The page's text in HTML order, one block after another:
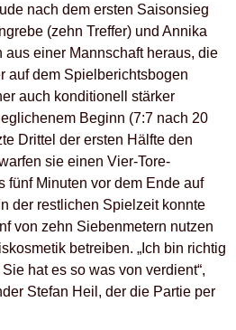
nach dem ersten Saisonsieg
(zehn Treffer) und Annika
aus einer Mannschaft heraus, die
auf dem Spielberichtsbogen
auch konditionell stärker
Beginn (7:7 nach 20
Drittel der ersten Hälfte den
sie einen Vier-Tore-
fünf Minuten vor dem Ende auf
der restlichen Spielzeit konnte
von zehn Siebenmetern nutzen
betreiben. „Ich bin richtig
hat es so was von verdient“,
Stefan Heil, der die Partie per